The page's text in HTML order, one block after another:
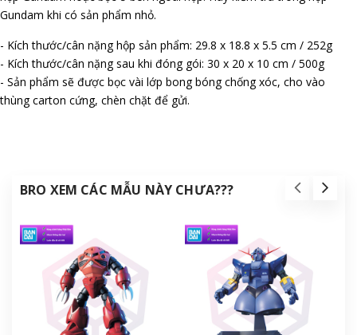
Gundam khi có sản phẩm nhỏ.
- Kích thước/cân nặng hộp sản phẩm: 29.8 x 18.8 x 5.5 cm / 252g
- Kích thước/cân nặng sau khi đóng gói: 30 x 20 x 10 cm / 500g
- Sản phẩm sẽ được bọc vài lớp bong bóng chống xóc, cho vào
thùng carton cứng, chèn chặt để gửi.
BRO XEM CÁC MẪU NÀY CHƯA???